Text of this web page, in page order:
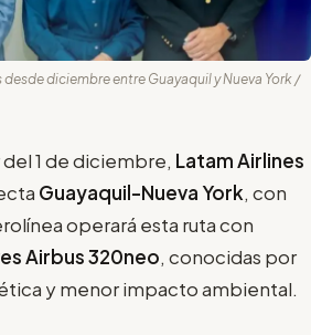
diciembre entre Guayaquil y Nueva York /
1 de diciembre, Latam Airlines
Guayaquil-Nueva York, con
operará esta ruta con
Airbus 320neo, conocidas por
y menor impacto ambiental.